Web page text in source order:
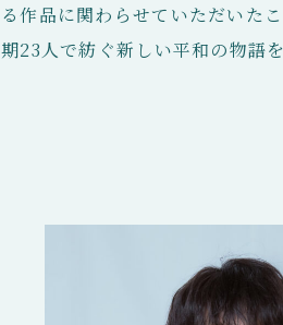
る作品に関わらせていただいた
期23人で紡ぐ新しい平和の物語